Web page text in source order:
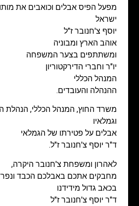
מפעל הפיסאבלים וכואבים את
ישראל
יוסף צ'חנובר ז"ל
אוהב הארץ ומבוניה
ומשתתפים בצער המשפחה
יו"ר וחברי הדירקטוריון
המנהל הכללי
ההנהלה והעובדים.
משרד החוץ, המנהל הכללי, הנהלת
וגמלאיו
אבלים על פטירתו של הגמלאי
ד"ר יוסף צ'חנובר ז"ל.
לאהרון ומשפחת צ'חנובר היקרה,
מחבקים אתכם באבלכם הכבד
בכאב גדול מידידנו
ד"ר יוסף צ'חנובר ז"ל